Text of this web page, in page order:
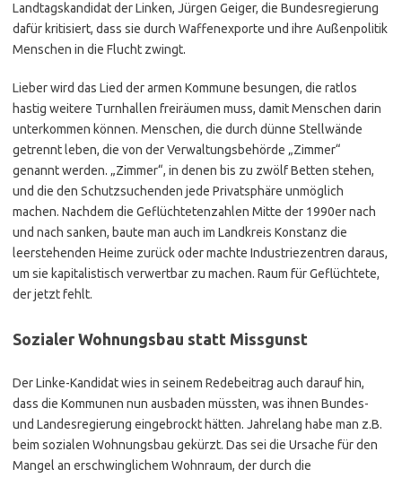
Landtagskandidat der Linken, Jürgen Geiger, die Bundesregierung
dafür kritisiert, dass sie durch Waffenexporte und ihre Außenpolitik
Menschen in die Flucht zwingt.
Lieber wird das Lied der armen Kommune besungen, die ratlos
hastig weitere Turnhallen freiräumen muss, damit Menschen darin
unterkommen können. Menschen, die durch dünne Stellwände
getrennt leben, die von der Verwaltungsbehörde „Zimmer“
genannt werden. „Zimmer“, in denen bis zu zwölf Betten stehen,
und die den Schutzsuchenden jede Privatsphäre unmöglich
machen. Nachdem die Geflüchtetenzahlen Mitte der 1990er nach
und nach sanken, baute man auch im Landkreis Konstanz die
leerstehenden Heime zurück oder machte Industriezentren daraus,
um sie kapitalistisch verwertbar zu machen. Raum für Geflüchtete,
der jetzt fehlt.
Sozialer Wohnungsbau statt Missgunst
Der Linke-Kandidat wies in seinem Redebeitrag auch darauf hin,
dass die Kommunen nun ausbaden müssten, was ihnen Bundes-
und Landesregierung eingebrockt hätten. Jahrelang habe man z.B.
beim sozialen Wohnungsbau gekürzt. Das sei die Ursache für den
Mangel an erschwinglichem Wohnraum, der durch die